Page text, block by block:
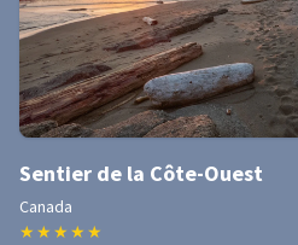
Sentier de la Côte-Ouest
Canada
★ ★ ★ ★ ★